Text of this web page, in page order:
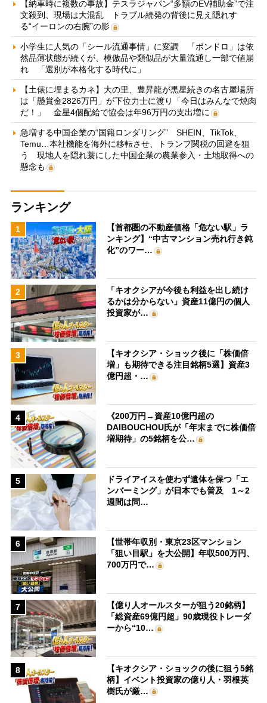
【納車時に複数の事故】テスラジャパン“多額のEV補助金”で注
文殺到、現場は大混乱 トラブル続発の背後に見え隠れす
る“イーロンの右腕”の影
小学生に人気の「シール流通事情」に変調 「ボンドロ」は依
然品薄状態が続くが、模倣品や類似品が大量流通し一部で値崩
れ 「選別が本格化する時代に」
【土俵に埋まるカネ】大の里、豊昇龍が黒星続きの名古屋場所
は「懸賞金2826万円」が下位力士に渡り「今日はみんなで焼肉
だ！」 金星4個配給で協会は年96万円の支出増に
急増する中国企業の“国籍ロンダリング” SHEIN、TikTok、
Temu…本社機能を海外に移転させ、トランプ関税の回避を狙
う 現地人を隠れ蓑にした中国企業の農業参入・土地取得への
懸念も
ランキング
1
【首都圏の不動産価格「危ない駅」ラ
ンキング】“中古マンション売れ行き鈍
化”のワー…
2
「キオクシアが今後も利益を出し続け
るかは分からない」資産11億円の個人
投資家が…
3
【キオクシア・ショック後に「株価倍
増」も期待できる注目銘柄5選】資産3
億円超・…
4
《200万円→資産10億円超の
DAIBOUCHOU氏が「年末までに株価倍
増期待」の5銘柄を公…
5
ドライアイスを使わず遺体を保つ「エ
ンバーミング」が日本でも普及 1～2
週間は問…
6
【世帯年収別・東京23区マンション
「狙い目駅」を大公開】年収500万円、
700万円で…
7
【億り人オールスターが狙う20銘柄】
「総資産69億円超」90歳現役トレーダ
ーから“10…
8
【キオクシア・ショックの後に狙う5銘
柄】イベント投資家の億り人・羽根英
樹氏が厳…